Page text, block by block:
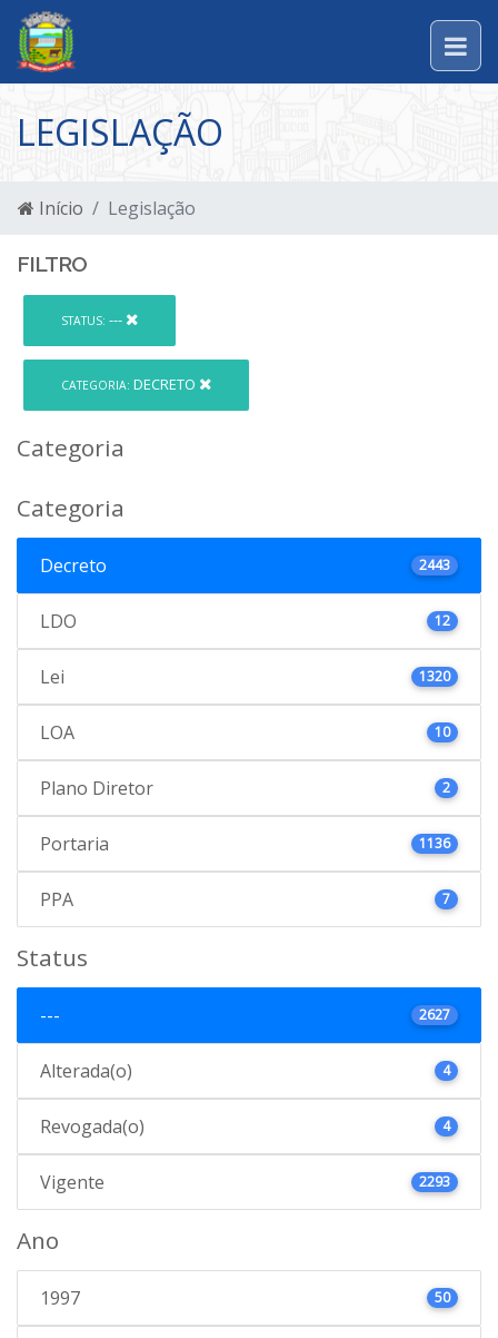
LEGISLAÇÃO
Início Legislação
FILTRO
STATUS: ---
CATEGORIA: DECRETO
Categoria
Categoria
Decreto 2443
LDO 12
Lei 1320
LOA 10
Plano Diretor 2
Portaria 1136
PPA 7
Status
--- 2627
Alterada(o) 4
Revogada(o) 4
Vigente 2293
Ano
1997 50